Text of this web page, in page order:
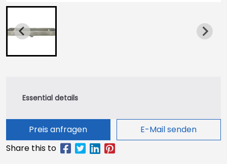
Preis anfragen E-Mail senden